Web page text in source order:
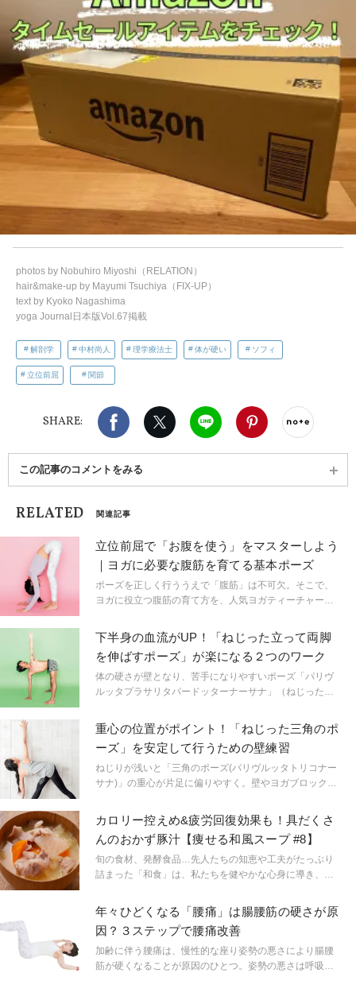
photos by Nobuhiro Miyoshi（RELATION）
hair&make-up by Mayumi Tsuchiya（FIX-UP）
text by Kyoko Nagashima
yoga Journal日本版Vol.67掲載
解剖学 中村尚人 理学療法士 体が硬い ソフィ
立位前屈 関節
SHARE:
Facebook X（旧twitter）
LINE Pinterest
この記事のコメントをみる
RELATED 関連記事
立位前屈で「お腹を使う」をマスターしよう
｜ヨガに必要な腹筋を育てる基本ポーズ
ポーズを正しく行ううえで「腹筋」は不可欠。そこで、
ヨガに役立つ腹筋の育て方を、人気ヨガティーチャーの
して、ヨガ腹筋の使い方をマスターしましょう！
下半身の血流がUP！「ねじった立って両脚
を伸ばすポーズ」が楽になる２つのワーク
体の硬さが壁となり、苦手になりやすいポーズ「パリヴ
ルッタプラサリタパードッターナーサナ」（ねじった立
ポーズの真の効果までを徹底的に解説！ 人気ヨガインス
トラクターの柳本和也先生に教えてもらいました。
重心の位置がポイント！「ねじった三角のポ
ーズ」を安定して行うための壁練習
ねじりが浅いと「三角のポーズ(パリヴルッタトリコナー
サナ)」の重心が片足に偏りやすく。壁やヨガブロックを
ャーの芥川舞子先生が教えてくれました。
カロリー控えめ&疲労回復効果も！具だくさ
んのおかず豚汁【痩せる和風スープ #8】
旬の食材、発酵食品…先人たちの知恵や工夫がたっぷり
詰まった「和食」は、私たちを健やかな心身に導き、腸
す。食の欧米化が進んだ現代社会で、今こそ昔ながらの
「和ごはん」に立ち返りませんか？一汁一菜でなくても
OK！手軽に日常の食卓に取り入れられる和風スープレシ
ピを、管理栄養士の圓尾和紀さんが連載形式で教えてく
れます。
年々ひどくなる「腰痛」は腸腰筋の硬さが原
因？３ステップで腰痛改善
加齢に伴う腰痛は、慢性的な座り姿勢の悪さにより腸腰
筋が硬くなることが原因のひとつ。姿勢の悪さは呼吸を